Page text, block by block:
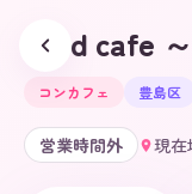
vivid cafe
コンカフェ 豊島区
営業時間外 現在